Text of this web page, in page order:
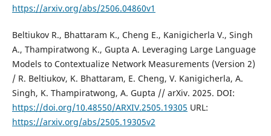
https://arxiv.org/abs/2506.04860v1
Beltiukov R., Bhattaram K., Cheng E., Kanigicherla V., Singh
A., Thampiratwong K., Gupta A. Leveraging Large Language
Models to Contextualize Network Measurements (Version 2)
/ R. Beltiukov, K. Bhattaram, E. Cheng, V. Kanigicherla, A.
Singh, K. Thampiratwong, A. Gupta // arXiv. 2025. DOI:
https://doi.org/10.48550/ARXIV.2505.19305 URL:
https://arxiv.org/abs/2505.19305v2